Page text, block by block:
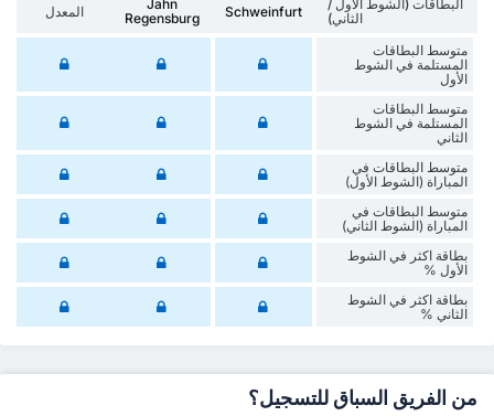
البطاقات (الشوط الأول /
الثاني)
Schweinfurt
Jahn
Regensburg
المعدل
متوسط البطاقات
المستلمة في الشوط
الأول
متوسط البطاقات
المستلمة في الشوط
الثاني
متوسط البطاقات في
المباراة (الشوط الأول)
متوسط البطاقات في
المباراة (الشوط الثاني)
‏بطاقة اكثر في الشوط
الأول %
‏بطاقة اكثر في الشوط
‏الثاني %
من الفريق السباق للتسجيل؟